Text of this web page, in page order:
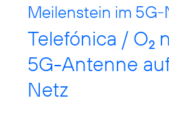
Meilenstein im
Telefónica / O2
5G-Antenne
Netz